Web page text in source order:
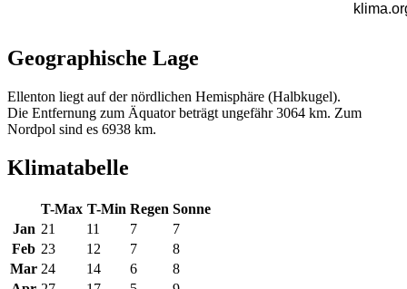
Geographische Lage
Ellenton liegt auf der nördlichen Hemisphäre (Halbkugel).
Die Entfernung zum Äquator beträgt ungefähr 3064 km. Zum
Nordpol sind es 6938 km.
Klimatabelle
T-Max T-Min Regen Sonne
Jan 21 11 7
7
Feb 23 12 7
8
Mar 24 14 6
8